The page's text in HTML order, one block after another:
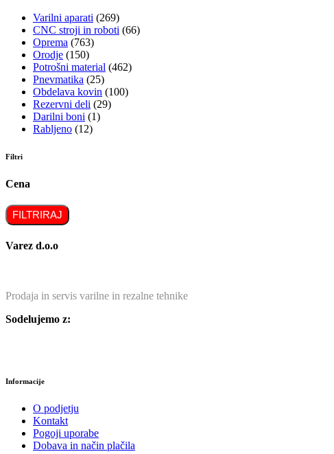
Varilni aparati (269)
CNC stroji in roboti (66)
Oprema (763)
Orodje (150)
Potrošni material (462)
Pnevmatika (25)
Obdelava kovin (100)
Rezervni deli (29)
Darilni boni (1)
Rabljeno (12)
Filtri
Cena
FILTRIRAJ
Varez d.o.o
Prodaja in servis varilne in rezalne tehnike
Sodelujemo z:
Informacije
O podjetju
Kontakt
Pogoji uporabe
Dobava in način plačila